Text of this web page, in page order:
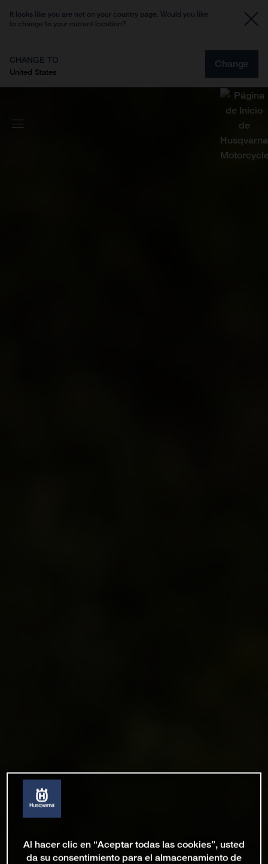
It looks like you are not on your country page. Would you like
to change to your current location?
CHANGE TO
United States
Change
Al hacer clic en “Aceptar todas las cookies”, usted
da su consentimiento para el almacenamiento de